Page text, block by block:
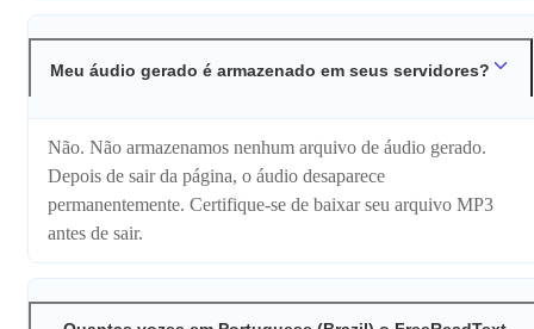
Meu áudio gerado é armazenado em seus servidores?
Não. Não armazenamos nenhum arquivo de áudio gerado.
Depois de sair da página, o áudio desaparece
permanentemente. Certifique-se de baixar seu arquivo MP3
antes de sair.